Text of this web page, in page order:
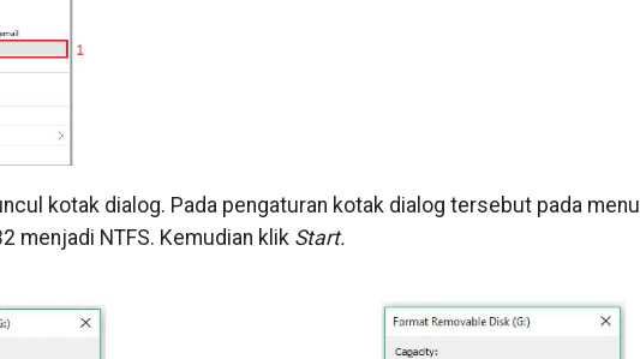
kotak dialog. Pada pengaturan kotak dialog tersebut pada menu
menjadi NTFS. Kemudian klik Start.